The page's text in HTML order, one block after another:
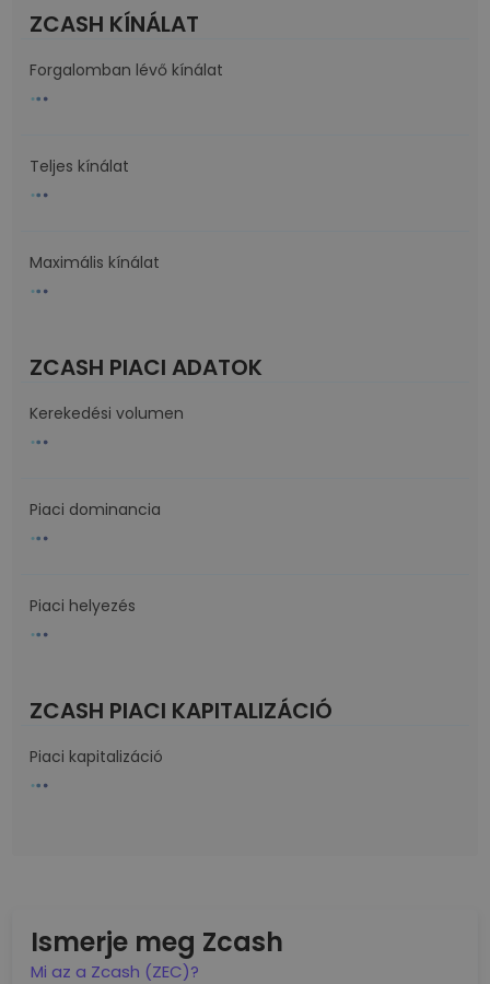
Ismerje meg Zcash
Mi az a Zcash (ZEC)?
ZCASH KÍNÁLAT
Forgalomban lévő kínálat
Teljes kínálat
Maximális kínálat
ZCASH PIACI ADATOK
Kerekedési volumen
Piaci dominancia
Piaci helyezés
ZCASH PIACI KAPITALIZÁCIÓ
Piaci kapitalizáció